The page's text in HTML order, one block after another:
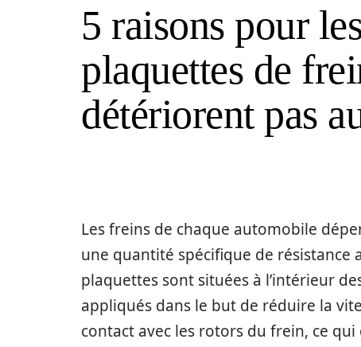
5 raisons pour
plaquettes de
détériorent pas
Les freins de chaque automobile
une quantité spécifique de résistance
plaquettes sont situées à l’intérieur
appliqués dans le but de réduire la
contact avec les rotors du frein, ce